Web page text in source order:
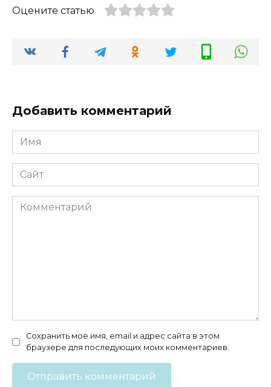
Оцените статью
Добавить комментарий
Имя
*
Сайт
Комментарий
Сохранить моё имя, email и адрес сайта в этом
браузере для последующих моих комментариев.